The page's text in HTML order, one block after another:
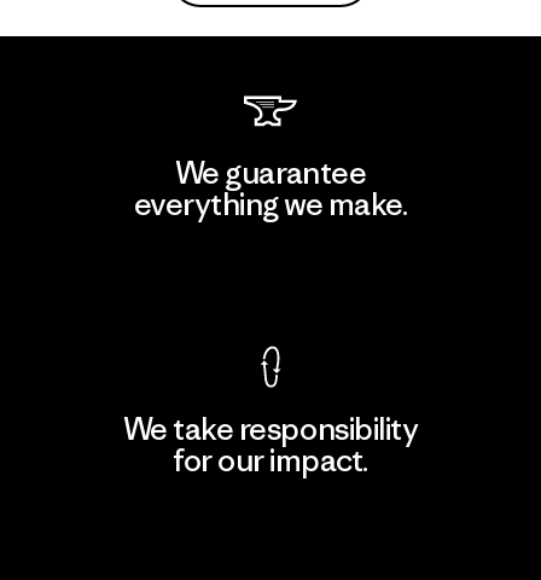
We guarantee
everything we make.
We take responsibility
for our impact.